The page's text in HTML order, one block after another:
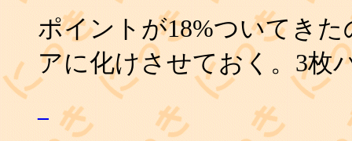
ポイントが18%ついてき
アに化けさせておく。3枚